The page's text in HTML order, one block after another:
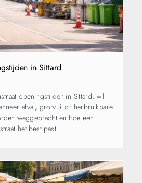
in Sittard
openingstijden in Sittard, wil
afval, grofvuil of herbruikbare
weggebracht en hoe een
het best past